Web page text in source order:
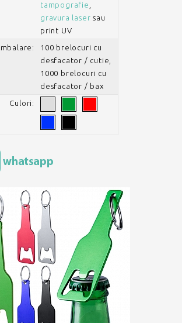
tampografie
gravura laser sau
print UV
100 brelocuri cu
desfacator / cutie,
1000 brelocuri cu
desfacator / bax
Culori: